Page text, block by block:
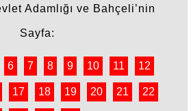
Adamlığı ve Bahçeli’nin
Sayfa:
6 7 8 9 10 11 12
17 18 19 20 21 22